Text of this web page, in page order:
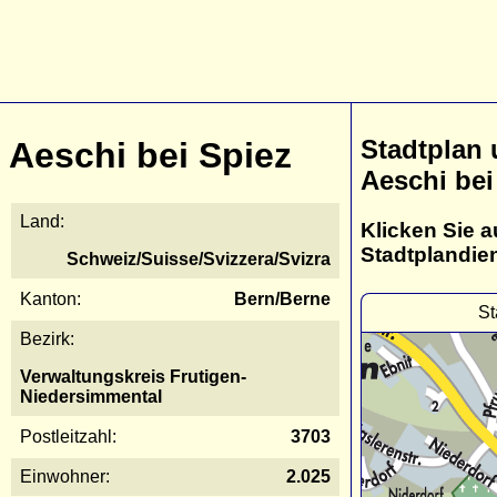
Aeschi bei Spiez
Land:
Schweiz/Suisse/Svizzera/Svizra
Kanton: Bern/Berne
Bezirk:
Verwaltungskreis Frutigen-
Niedersimmental
Postleitzahl: 3703
Einwohner: 2.025
Stadtplan
Aeschi
Klicken Sie